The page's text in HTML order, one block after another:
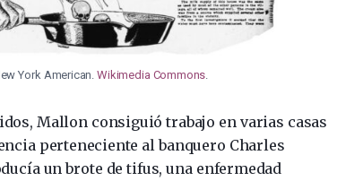
York American.Wikimedia Commons
Mallon consiguió trabajo en varias casas
perteneciente al banquero Charles
un brote de tifus, una enfermedad